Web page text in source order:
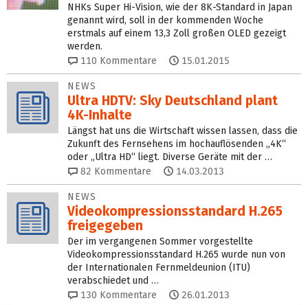
NHKs Super Hi-Vision, wie der 8K-Standard in Japan
genannt wird, soll in der kommenden Woche
erstmals auf einem 13,3 Zoll großen OLED gezeigt
werden.
110 Kommentare 15.01.2015
NEWS
Ultra HDTV: Sky Deutschland plant
4K-Inhalte
Längst hat uns die Wirtschaft wissen lassen, dass die
Zukunft des Fernsehens im hochauflösenden „4K“
oder „Ultra HD“ liegt. Diverse Geräte mit der …
82 Kommentare 14.03.2013
NEWS
Videokompressionsstandard H.265
freigegeben
Der im vergangenen Sommer vorgestellte
Videokompressionsstandard H.265 wurde nun von
der Internationalen Fernmeldeunion (ITU)
verabschiedet und …
130 Kommentare 26.01.2013